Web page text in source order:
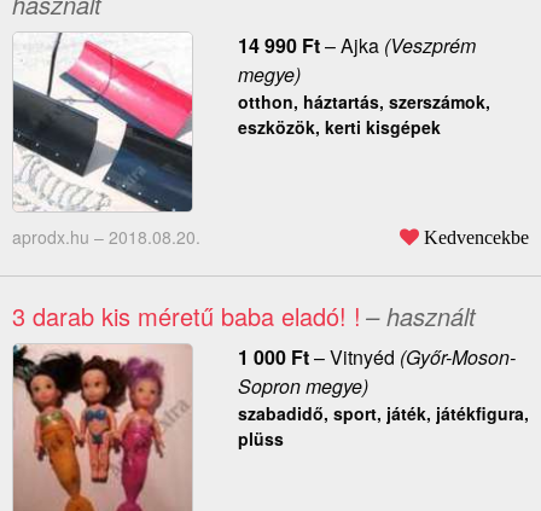
14 990 Ft–Ajka(Veszprém
megye)
otthon, háztartás, szerszámok,
eszközök, kerti kisgépek
aprodx.hu – 2018.08.20. Kedvencekbe
3 darab kis méretű baba eladó! ! – használt
1 000 Ft–Vitnyéd (Győr-Moson-
Sopron megye)
szabadidő, sport, játék, játékfigura,
plüss